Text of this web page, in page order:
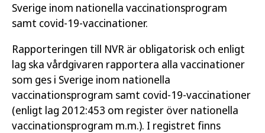
Sverige inom nationella vaccinationsprogram
samt covid-19-vaccinationer.
Rapporteringen till NVR är obligatorisk och enligt
lag ska vårdgivaren rapportera alla vaccinationer
som ges i Sverige inom nationella
vaccinationsprogram samt covid-19-vaccinationer
(enligt lag 2012:453 om register över nationella
vaccinationsprogram m.m.). I registret finns